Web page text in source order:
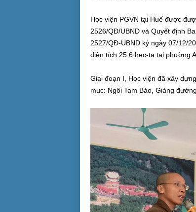
Học viện PGVN tại Huế được
2526/QĐ/UBND và Quyết định
2527/QĐ-UBND ký ngày 07/12/
diện tích 25,6 hec-ta tại phường
Giai đoạn I, Học viện đã xây
mục: Ngôi Tam Bảo, Giảng